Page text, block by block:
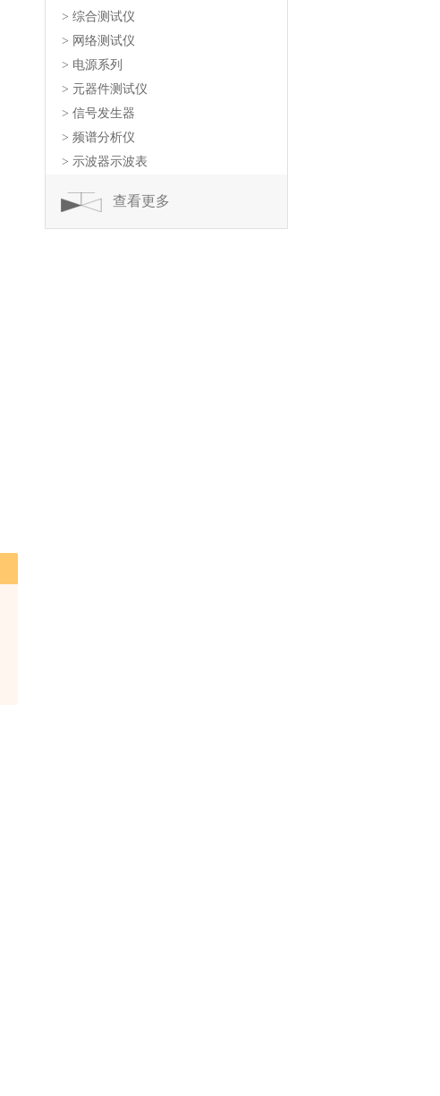
> 综合测试仪
> 网络测试仪
> 电源系列
> 元器件测试仪
> 信号发生器
> 频谱分析仪
> 示波器示波表
查看更多